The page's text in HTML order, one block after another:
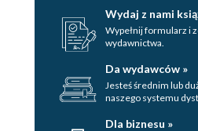
Wydaj z nami
Wypełnij formularz i
wydawnictwa.
Da wydawców »
Jesteś średnim lub
naszego systemu
Dla biznesu »